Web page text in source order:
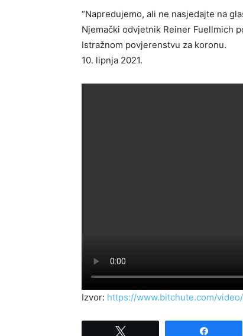
“Napredujemo, ali ne nasjedajte na
Njemački odvjetnik Reiner Fuellmich
Istražnom povjerenstvu za koronu.
10. lipnja 2021.
Izvor: https://www.bitchute.com/